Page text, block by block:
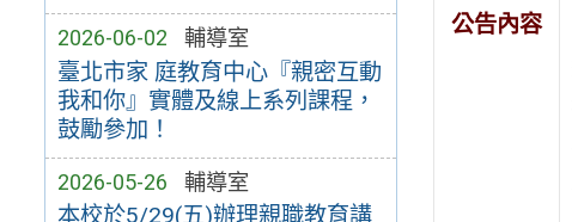
2026-06-02 輔導室
臺北市家 庭教育中心『親密互動
我和你』實體及線上系列課程，
鼓勵參加！
2026-05-26 輔導室
本校於5/29(五)辦理親職教育講
公告內容